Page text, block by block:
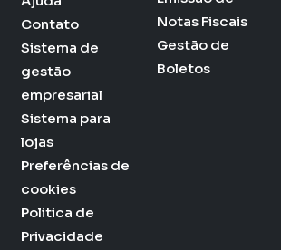
Contato
Sistema de
gestão
empresarial
Sistema para
lojas
Preferências de
cookies
Politica de
Privacidade
Notas Fiscais
Gestão de
Boletos